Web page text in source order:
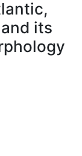
its